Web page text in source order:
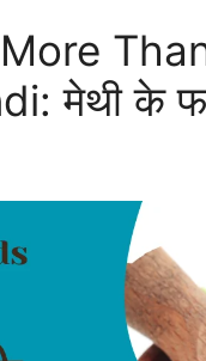
मेथी के